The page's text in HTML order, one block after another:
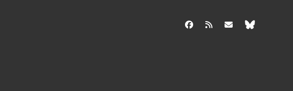
facebook info@aida-archiv.de